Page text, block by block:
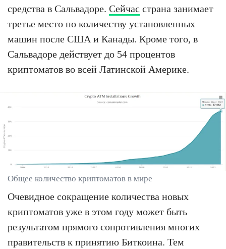
средства в Сальвадоре. Сейчас страна занимает
третье место по количеству установленных
машин после США и Канады. Кроме того, в
Сальвадоре действует до 54 процентов
криптоматов во всей Латинской Америке.
Общее количество криптоматов в мире
Очевидное сокращение количества новых
криптоматов уже в этом году может быть
результатом прямого сопротивления многих
правительств к принятию Биткоина. Тем